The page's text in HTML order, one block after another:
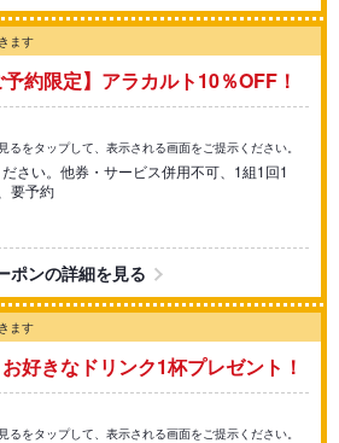
ます
約限定】アラカルト10％OFF！
るをタップして、表示される画面をご提示ください。
さい。他券・サービス併用不可、1組1回1
要予約
ポンの詳細を見る
ます
好きなドリンク1杯プレゼント！
るをタップして、表示される画面をご提示ください。